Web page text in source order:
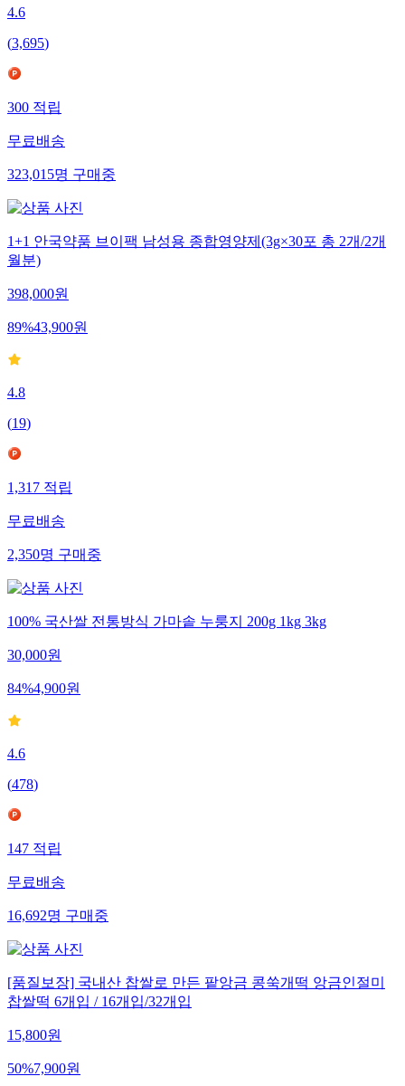
4.6
(3,695)
300적립
무료배송
323,015명구매중
1+1 안국약품 브이팩 남성용 종합영양제(3g×30포 총 2개/2개
월분)
398,000원
89%43,900원
4.8
(19)
1,317적립
무료배송
2,350명구매중
100% 국산쌀 전통방식 가마솥 누룽지 200g 1kg 3kg
30,000원
84%4,900원
4.6
(478)
147적립
무료배송
16,692명구매중
[품질보장] 국내산 찹쌀로 만든 팥앙금 콩쑥개떡 앙금인절미
찹쌀떡 6개입 / 16개입/32개입
15,800원
50%7,900원